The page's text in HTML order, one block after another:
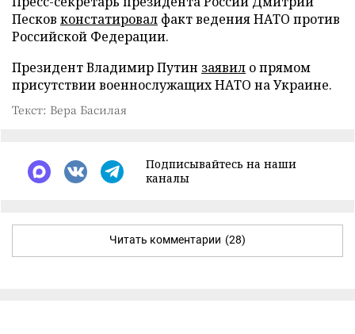
Песков констатировал факт ведения НАТО против
Российской Федерации.
Президент Владимир Путин заявил о прямом
присутствии военнослужащих НАТО на Украине.
Текст: Вера Басилая
Подписывайтесь на наши
каналы
Читать комментарии (28)